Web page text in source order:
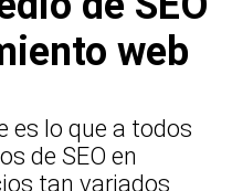
web
es lo que a todos
de SEO en
tan variados